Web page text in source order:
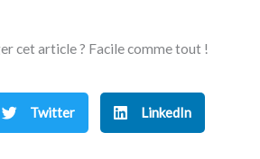
cet article ? Facile comme tout !
Twitter LinkedIn